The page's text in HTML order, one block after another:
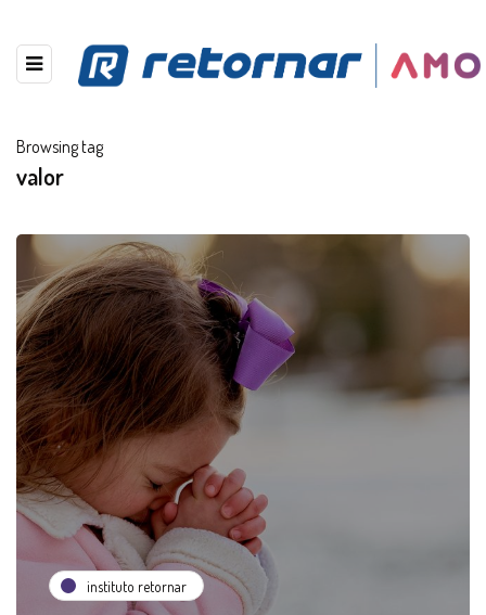
Browsing tag
valor
instituto retornar